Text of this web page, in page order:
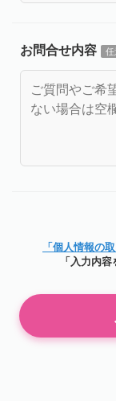
お問合せ内容 任
「個人情報の
「入力内容